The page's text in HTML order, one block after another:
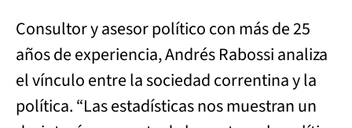
Consultor y asesor político con más de 25
años de experiencia, Andrés Rabossi analiza
el vínculo entre la sociedad correntina y la
política. “Las estadísticas nos muestran un